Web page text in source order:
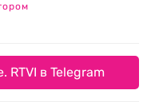
в Telegram